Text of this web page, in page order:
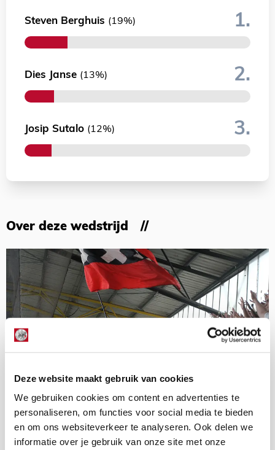
Deze website maakt gebruik van cookies
We gebruiken cookies om content en advertenties te
personaliseren, om functies voor social media te bieden
en om ons websiteverkeer te analyseren. Ook delen we
informatie over je gebruik van onze site met onze
Steven Berghuis (19%) 1.
Dies Janse (13%) 2.
Josip Sutalo (12%) 3.
Over deze wedstrijd